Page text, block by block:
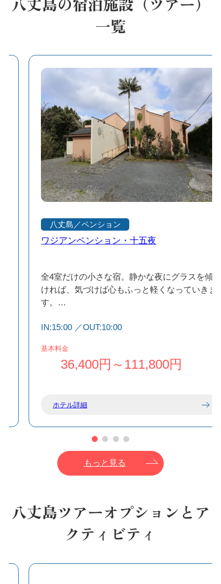
一覧
八丈島／ペンション
ワジアンペンション・十五夜
全4室だけの小さな宿。静かな夜にグラスを傾
ければ、気づけば心もふっと軽くなっていきま
す。
和とアジアの風薫る上質な空間で、島の恵みを
さしい朝食をお楽しみいただけます。
畳敷きのモダンな和室は、落ち着いたワジアン
IN:15:00 ／OUT:10:00
基本料金
36,400円～111,800円
ホテル詳細
もっと見る
八丈島ツアーオプションとア
クティビティ